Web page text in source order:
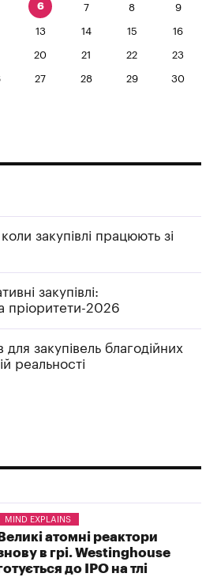
6 7 8 9
13 14 15 16
20 21 22 23
27 28 29 30
закупівлі працюють зі
закупівлі:
пріоритети-2026
закупівель благодійних
реальності
MIND EXPLAINS
Великі атомні реактори
в грі. Westinghouse
до IPO на тлі